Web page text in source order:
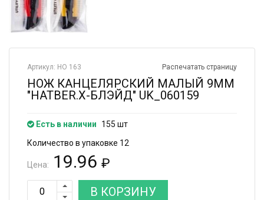
Распечатать страницу
Артикул: НО 163
НОЖ КАНЦЕЛЯРСКИЙ МАЛЫЙ 9ММ
"HATBER.Х-БЛЭЙД" UK_060159
Есть в наличии
155 шт
Количество в упаковке 12
Цена: 19.96 ₽
В КОРЗИНУ